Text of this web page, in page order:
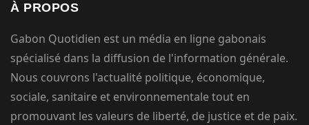
À PROPOS
Gabon Quotidien est un média en ligne gabonais
spécialisé dans la diffusion de l'information générale.
Nous couvrons l'actualité politique, économique,
sociale, sanitaire et environnementale tout en
promouvant les valeurs de liberté, de justice et de paix.